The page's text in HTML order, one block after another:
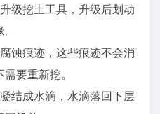
级挖土工具，升级后划动
蚀痕迹，这些痕迹不会消
要重新挖。
结成水滴，水滴落回下层